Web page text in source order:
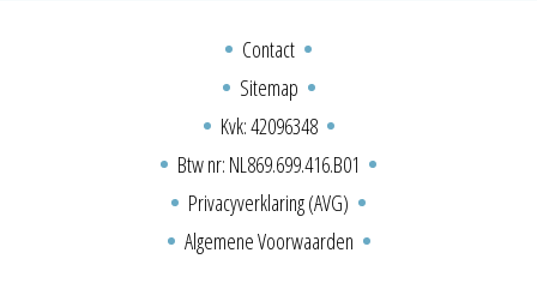
Contact
Sitemap
Kvk: 42096348
Btw nr: NL869.699.416.B01
Privacyverklaring (AVG)
Algemene Voorwaarden